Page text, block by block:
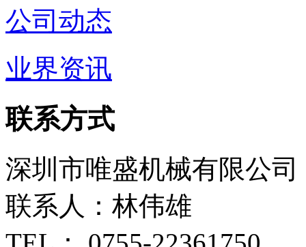
公司动态
业界资讯
联系方式
深圳市唯盛机械有限公司
联系人：林伟雄